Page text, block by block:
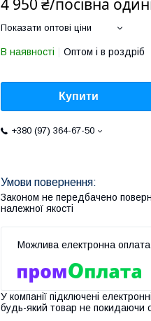
4 950 ₴/посівна
Показати оптові ціни
В наявності Оптом і в роздріб
Купити
+380 (97) 364-67-50
Законом не передбачено
належної якості
У компанії підключені
будь-який товар не покидаючи